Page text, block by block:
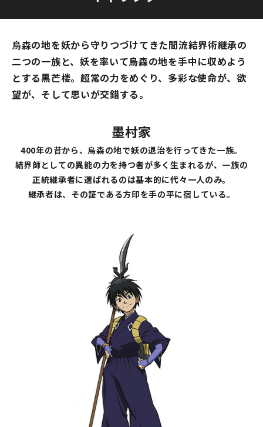
烏森の地を妖から守りつづけてきた間流結界術継承の
二つの一族と、妖を率いて烏森の地を手中に収めよう
とする黒芒楼。超常の力をめぐり、多彩な使命が、欲
望が、そして思いが交錯する。
墨村家
400年の昔から、烏森の地で妖の退治を行ってきた一族。
結界師としての異能の力を持つ者が多く生まれるが、一族の
正統継承者に選ばれるのは基本的に代々一人のみ。
継承者は、その証である方印を手の平に宿している。